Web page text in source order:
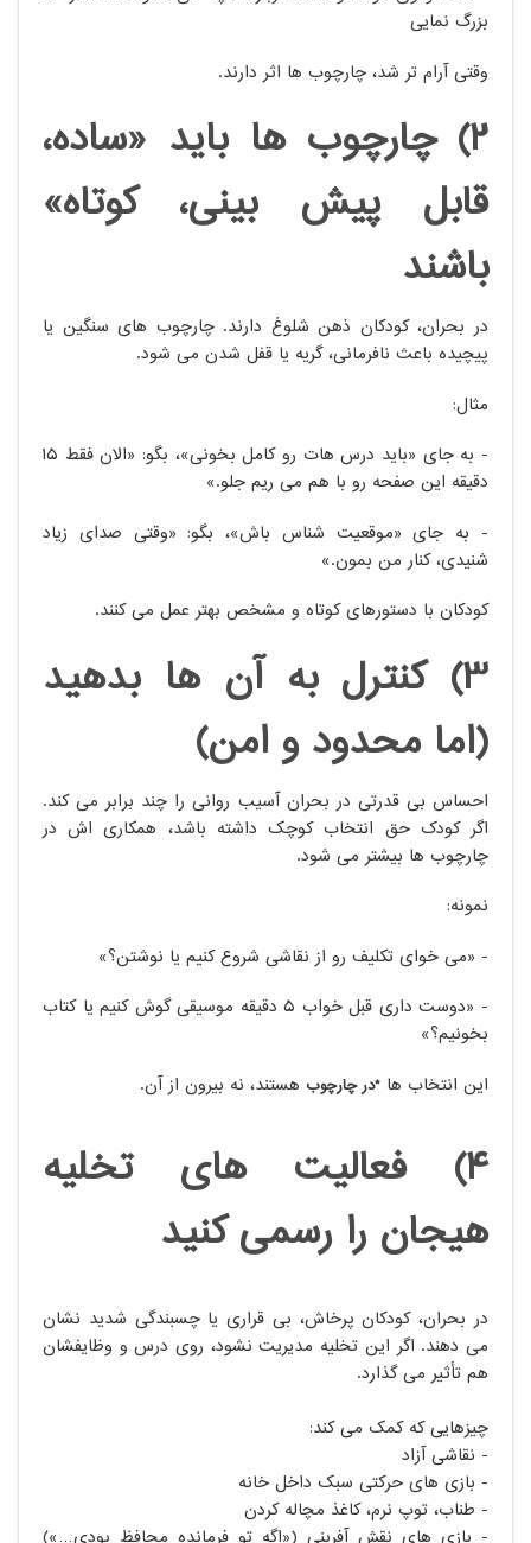
بزرگ نمایی
وقتی آرام تر شد، چارچوب ها اثر دارند.
2) چارچوب ها باید «ساده،
قابل پیش بینی، کوتاه»
باشند
در بحران، کودکان ذهن شلوغ دارند. چارچوب های سنگین یا
پیچیده باعث نافرمانی، گریه یا قفل شدن می شود.
مثال:
- به جای «باید درس هات رو کامل بخونی»، بگو: «الان فقط ۱۵
دقیقه این صفحه رو با هم می ریم جلو.»
- به جای «موقعیت شناس باش»، بگو: «وقتی صدای زیاد
شنیدی، کنار من بمون.»
کودکان با دستورهای کوتاه و مشخص بهتر عمل می کنند.
3) کنترل به آن ها بدهید
(اما محدود و امن)
احساس بی قدرتی در بحران آسیب روانی را چند برابر می کند.
اگر کودک حق انتخاب کوچک داشته باشد، همکاری اش در
چارچوب ها بیشتر می شود.
نمونه:
- «می خوای تکلیف رو از نقاشی شروع کنیم یا نوشتن؟»
- «دوست داری قبل خواب ۵ دقیقه موسیقی گوش کنیم یا کتاب
بخونیم؟»
این انتخاب ها *در چارچوب هستند، نه بیرون از آن.
4) فعالیت های تخلیه
هیجان را رسمی کنید
در بحران، کودکان پرخاش، بی قراری یا چسبندگی شدید نشان
می دهند. اگر این تخلیه مدیریت نشود، روی درس و وظایفشان
هم تأثیر می گذارد.
چیزهایی که کمک می کند:
- نقاشی آزاد
- بازی های حرکتی سبک داخل خانه
- طناب، توپ نرم، کاغذ مچاله کردن
- بازی های نقش آفرینی («اگه تو فرمانده محافظ بودی…»)